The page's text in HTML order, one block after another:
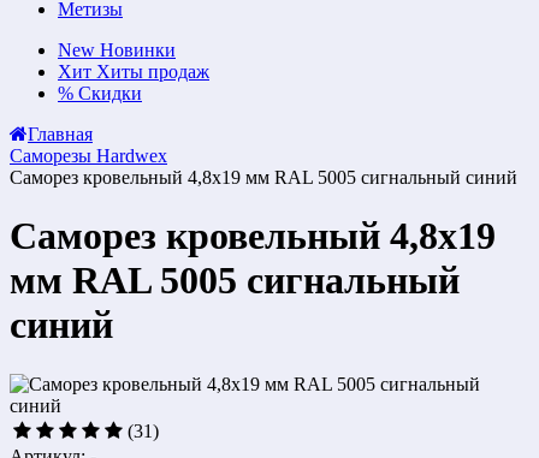
Метизы
New Новинки
Хит Хиты продаж
% Скидки
Главная
Саморезы Hardwex
Саморез кровельный 4,8x19 мм RAL 5005 сигнальный синий
Саморез кровельный 4,8x19
мм RAL 5005 сигнальный
синий
(31)